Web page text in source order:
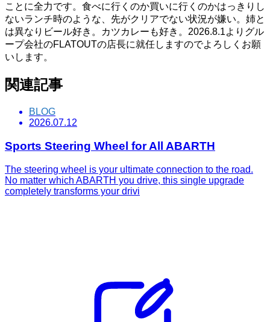
ことに全力です。食べに行くのか買いに行くのかはっきりし
ないランチ時のような、先がクリアでない状況が嫌い。姉と
は異なりビール好き。カツカレーも好き。2026.8.1よりグル
ープ会社のFLATOUTの店長に就任しますのでよろしくお願
いします。
関連記事
BLOG
2026.07.12
Sports Steering Wheel for All ABARTH
The steering wheel is your ultimate connection to the road.
No matter which ABARTH you drive, this single upgrade
completely transforms your drivi